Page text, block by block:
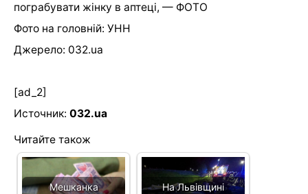
пограбувати жінку в аптеці, — ФОТО
Фото на головній: УНН
Джерело: 032.ua
[ad_2]
Источник: 032.ua
Читайте також
Мешканка
На Львівщині